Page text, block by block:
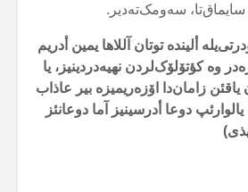
سەومک‌تەدیر.
ألیندە توتان آللاها یمین أدریم
وە کؤتۆلۆک‌لردن نهیەدردینیز، یا
یاقئن زامان‌دا اۆزەریمیزە بیر عاذاب
دوعا أدرسینیز آما دوعانئز